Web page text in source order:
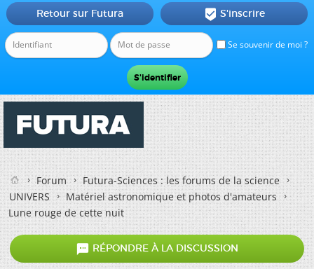
Se souvenir de moi ?
Retour sur Futura  S'inscrire
Forum
Futura-Sciences : les forums de la science
UNIVERS
Matériel astronomique et photos d'amateurs
Lune rouge de cette nuit
 RÉPONDRE À LA DISCUSSION